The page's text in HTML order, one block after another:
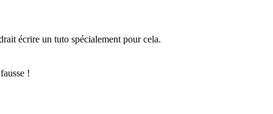
écrire un tuto spécialement pour cela.
!